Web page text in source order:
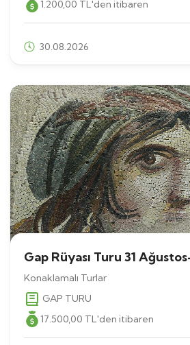
1.200,00 TL'den itibaren
30.08.2026
Gap Rüyası Turu 31
Konaklamalı Turlar
GAP TURU
17.500,00 TL'den itibaren